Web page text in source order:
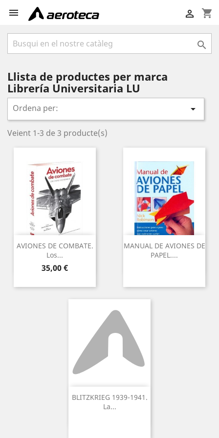
 shopping_cart


Llista de productes per marca
Librería Universitaria LU
Ordena per: 
Veient 1-3 de 3 producte(s)
AVIONES DE COMBATE.
Los...
Preu
35,00 €
MANUAL DE AVIONES DE
PAPEL....
BLITZKRIEG 1939-1941.
La...